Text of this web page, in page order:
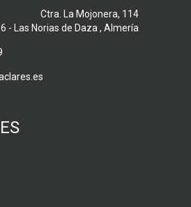
Ctra. La Mojonera, 114
- Las Norias de Daza , Almería